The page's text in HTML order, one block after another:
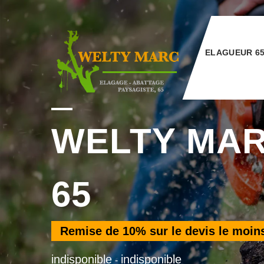
ELAGUEUR 65
WELTY
65
Remise de 10% sur le devis le
indisponible - indisponible